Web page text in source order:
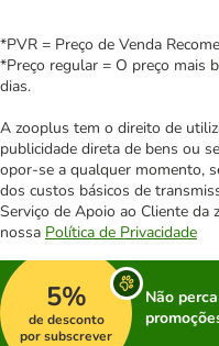
*PVR = Preço de Venda
*Preço regular = O preço mais
dias.
A zooplus tem o direito de
publicidade direta de bens ou
opor-se a qualquer momento,
dos custos básicos de
Serviço de Apoio ao Cliente da
nossa Política de Privacidade
5%
de desconto
por subscrever
Não